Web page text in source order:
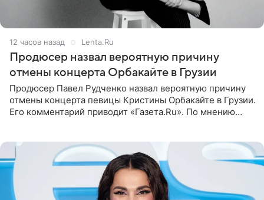
12 часов назад Lenta.Ru
Продюсер назвал вероятную причину
отмены концерта Орбакайте в Грузии
Продюсер Павел Рудченко назвал вероятную причину
отмены концерта певицы Кристины Орбакайте в Грузии.
Его комментарий приводит «Газета.Ru». По мнению